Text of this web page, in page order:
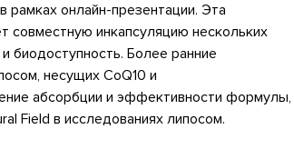
рамках онлайн-презентации. Эта
совместную инкапсуляцию нескольких
биодоступность. Более ранние
несущих CoQ10 и
абсорбции и эффективности формулы,
Field в исследованиях липосом.